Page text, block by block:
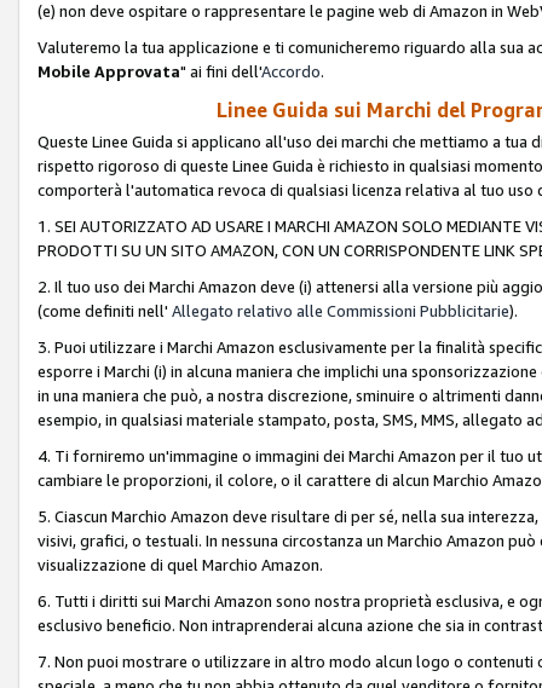
(e) non deve ospitare o rappresentare le pagine web di Amazon in
Valuteremo la tua applicazione e ti comunicheremo riguardo alla sua
Mobile Approvata" ai fini dell'Accordo.
Linee Guida sui Marchi del
Queste Linee Guida si applicano all'uso dei marchi che mettiamo a
rispetto rigoroso di queste Linee Guida è richiesto in qualsiasi
comporterà l'automatica revoca di qualsiasi licenza relativa al tuo uso
1. SEI AUTORIZZATO AD USARE I MARCHI AMAZON SOLO MEDIANTE
PRODOTTI SU UN SITO AMAZON, CON UN CORRISPONDENTE LINK
2. Il tuo uso dei Marchi Amazon deve (i) attenersi alla versione più
(come definiti nell' Allegato relativo alle Commissioni Pubblicitarie).
3. Puoi utilizzare i Marchi Amazon esclusivamente per la finalità
esporre i Marchi (i) in alcuna maniera che implichi una
in una maniera che può, a nostra discrezione, sminuire o altrimenti
esempio, in qualsiasi materiale stampato, posta, SMS, MMS,
4. Ti forniremo un'immagine o immagini dei Marchi Amazon per il tuo
cambiare le proporzioni, il colore, o il carattere di alcun Marchio
5. Ciascun Marchio Amazon deve risultare di per sé, nella sua
visivi, grafici, o testuali. In nessuna circostanza un Marchio Amazon
visualizzazione di quel Marchio Amazon.
6. Tutti i diritti sui Marchi Amazon sono nostra proprietà esclusiva, e
esclusivo beneficio. Non intraprenderai alcuna azione che sia in
7. Non puoi mostrare o utilizzare in altro modo alcun logo o